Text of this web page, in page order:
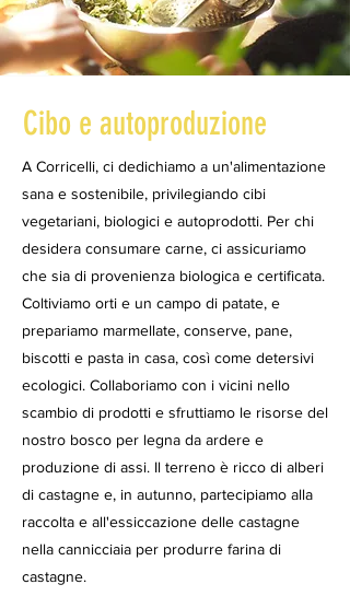
Cibo e autoproduzione
A Corricelli, ci dedichiamo a un'alimentazione
sana e sostenibile, privilegiando cibi
vegetariani, biologici e autoprodotti. Per chi
desidera consumare carne, ci assicuriamo
che sia di provenienza biologica e certificata.
Coltiviamo orti e un campo di patate, e
prepariamo marmellate, conserve, pane,
biscotti e pasta in casa, così come detersivi
ecologici. Collaboriamo con i vicini nello
scambio di prodotti e sfruttiamo le risorse del
nostro bosco per legna da ardere e
produzione di assi. Il terreno è ricco di alberi
di castagne e, in autunno, partecipiamo alla
raccolta e all'essiccazione delle castagne
nella cannicciaia per produrre farina di
castagne.